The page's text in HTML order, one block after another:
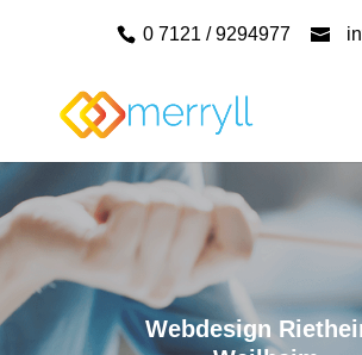
0 7121 / 9294977
Webdesign